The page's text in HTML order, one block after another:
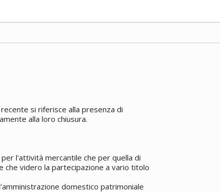
si riferisce alla presenza di
alla loro chiusura.
l'attività mercantile che per quella di
che videro la partecipazione a vario titolo
domestico patrimoniale